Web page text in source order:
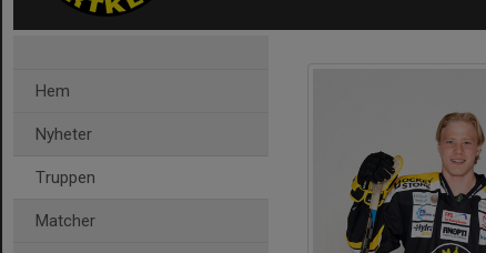
Hem
Nyheter
Truppen
Matcher